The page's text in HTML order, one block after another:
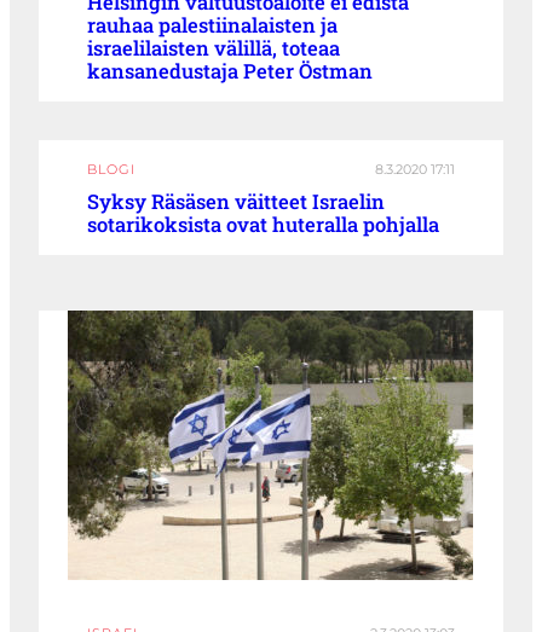
rauhaa palestiinalaisten ja
israelilaisten välillä, toteaa
kansanedustaja Peter Östman
BLOGI 8.3.2020 17:11
Syksy Räsäsen väitteet Israelin
sotarikoksista ovat huteralla pohjalla